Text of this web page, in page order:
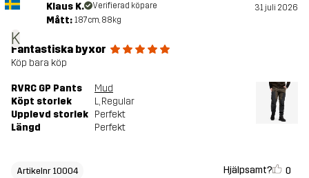
K
Klaus K. Verifierad köpare 31 juli 2026
Mått: 187cm, 88kg
Fantastiska byxor
Köp bara köp
RVRC GP Pants
Mud
Köpt storlek
L, Regular
Upplevd storlek Perfekt
Längd
Perfekt
Artikelnr 10004 Hjälpsamt? 0